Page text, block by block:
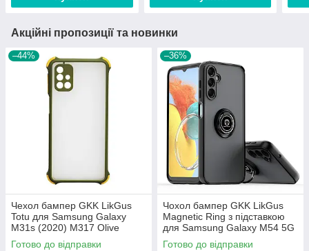
Акційні пропозиції та новинки
–44%
Чехол бампер GKK LikGus
Totu для Samsung Galaxy
M31s (2020) M317 Olive
Готово до відправки
–36%
Чохол бампер GKK LikGus
Magnetic Ring з підставкою
для Samsung Galaxy M54 5G
M546 Black
Готово до відправки